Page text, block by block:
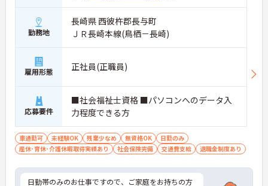
勤務地
長崎県 西彼杵郡長与町
ＪＲ長崎本線(鳥栖－長崎)
雇用形態 正社員(正職員)
応募要件
■社会福祉士資格 ■パソコンへのデータ入
力程度できる方
車通勤可 未経験OK 残業少なめ 無資格OK
日勤のみ
産休･育休･介護休暇取得実績あり
社会保険完備 交通費支給 退職金制度あり
日勤帯のみのお仕事ですので、ご家庭をお持ちの方